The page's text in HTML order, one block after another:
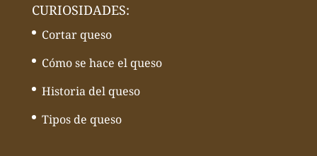
CURIOSIDADES:
Cortar queso
Cómo se hace el queso
Historia del queso
Tipos de queso